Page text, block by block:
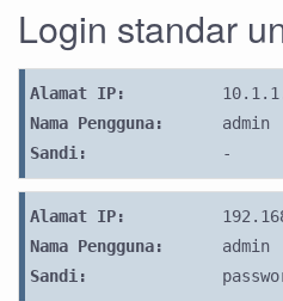
Login standar
Alamat IP:
Nama Pengguna:
admin
Sandi:
-
Alamat IP:
Nama Pengguna:
admin
Sandi: